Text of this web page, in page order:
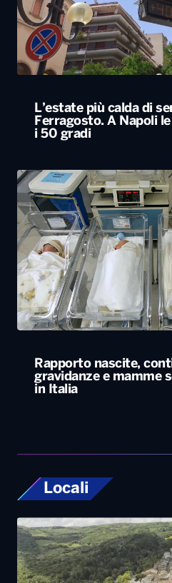
L’estate più calda di
Ferragosto. A Napoli
i 50 gradi
Rapporto nascite,
gravidanze e mamme
in Italia
Locali